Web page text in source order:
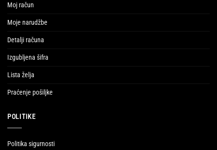
Moj račun
Moje narudžbe
Detalji računa
Izgubljena šifra
Lista želja
Praćenje pošiljke
POLITIKE
Politika sigurnosti